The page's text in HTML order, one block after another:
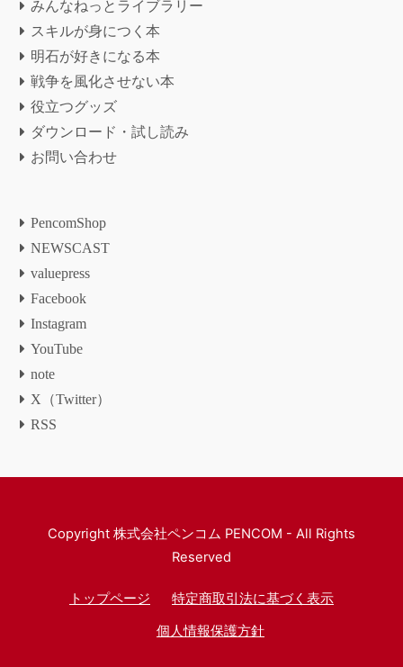
みんなねっとライブラリー
スキルが身につく本
明石が好きになる本
戦争を風化させない本
役立つグッズ
ダウンロード・試し読み
お問い合わせ
PencomShop
NEWSCAST
valuepress
Facebook
Instagram
YouTube
note
X（Twitter）
RSS
Copyright 株式会社ペンコム PENCOM - All Rights
Reserved
トップページ
特定商取引法に基づく表示
個人情報保護方針